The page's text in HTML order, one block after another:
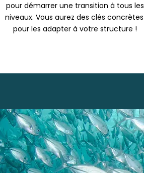
pour démarrer une transition à tous les
niveaux. Vous aurez des clés concrètes
pour les adapter à votre structure !